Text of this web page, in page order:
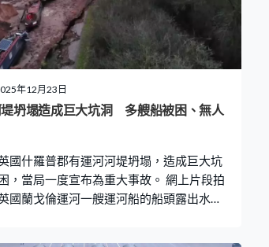
年12月23日
坍塌造成巨大坑洞 多艘船被困、無人
國什羅普郡有運河河堤坍塌，造成巨大坑
，當局一度宣布為重大事故。 網上片段拍
國蘭戈倫運河一艘運河船的船頭露出水